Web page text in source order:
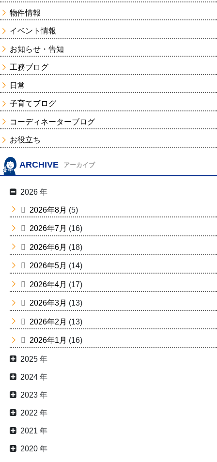
物件情報
イベント情報
お知らせ・告知
工務ブログ
日常
子育てブログ
コーディネーターブログ
お役立ち
ARCHIVE アーカイブ
2026 年
2026年8月 (5)
2026年7月 (16)
2026年6月 (18)
2026年5月 (14)
2026年4月 (17)
2026年3月 (13)
2026年2月 (13)
2026年1月 (16)
2025 年
2024 年
2023 年
2022 年
2021 年
2020 年